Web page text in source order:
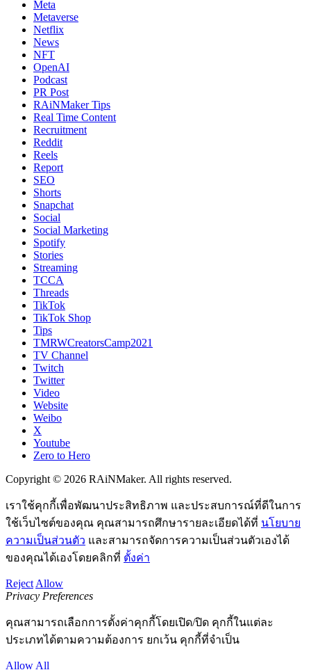
Meta
Metaverse
Netflix
News
NFT
OpenAI
Podcast
PR Post
RAiNMaker Tips
Real Time Content
Recruitment
Reddit
Reels
Report
SEO
Shorts
Snapchat
Social
Social Marketing
Spotify
Stories
Streaming
TCCA
Threads
TikTok
TikTok Shop
Tips
TMRWCreatorsCamp2021
TV Channel
Twitch
Twitter
Video
Website
Weibo
X
Youtube
Zero to Hero
Copyright © 2026 RAiNMaker. All rights reserved.
เราใช้คุกกี้เพื่อพัฒนาประสิทธิภาพ และประสบการณ์ที่ดีในการ
ใช้เว็บไซต์ของคุณ คุณสามารถศึกษารายละเอียดได้ที่ นโยบาย
ความเป็นส่วนตัว และสามารถจัดการความเป็นส่วนตัวเองได้
ของคุณได้เองโดยคลิกที่ ตั้งค่า
Reject Allow
Privacy Preferences
คุณสามารถเลือกการตั้งค่าคุกกี้โดยเปิด/ปิด คุกกี้ในแต่ละ
ประเภทได้ตามความต้องการ ยกเว้น คุกกี้ที่จำเป็น
Allow All